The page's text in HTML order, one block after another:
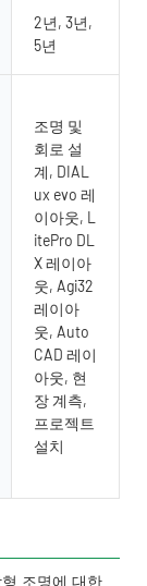
2년, 3년,
5년
조명 및
회로 설
계, DIAL
ux evo 레
이아웃, L
itePro DL
X 레이아
웃, Agi32
레이아
웃, Auto
CAD 레이
아웃, 현
장 계측,
프로젝트
설치
조명에 대한